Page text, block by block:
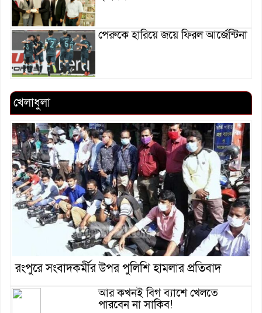
পেরুকে হারিয়ে জয়ে ফিরল আর্জেন্টিনা
খেলাধুলা
রংপুরে সংবাদকর্মীর উপর পুলিশি হামলার প্রতিবাদ
আর কখনই বিগ ব্যাশে খেলতে
পারবেন না সাকিব!